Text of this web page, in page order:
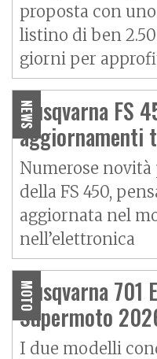
proposta con
listino di ben
giorni per
NEWS
Husqvarna FS
aggiornamenti
Numerose novità
della FS 450,
aggiornata nel
nell’elettronica
MOTO
Husqvarna 701
Supermoto
I due modelli